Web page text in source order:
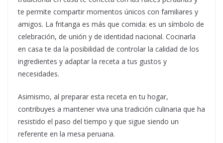
te permite compartir momentos únicos con familiares y
amigos. La fritanga es más que comida: es un símbolo de
celebración, de unión y de identidad nacional. Cocinarla
en casa te da la posibilidad de controlar la calidad de los
ingredientes y adaptar la receta a tus gustos y
necesidades.
Asimismo, al preparar esta receta en tu hogar,
contribuyes a mantener viva una tradición culinaria que ha
resistido el paso del tiempo y que sigue siendo un
referente en la mesa peruana.